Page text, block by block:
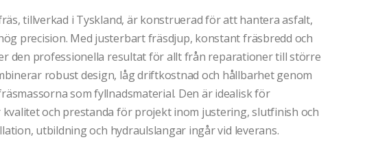
tillverkad i Tyskland, är konstruerad för att hantera asfalt,
precision. Med justerbart fräsdjup, konstant fräsbredd och
den professionella resultat för allt från reparationer till större
robust design, låg driftkostnad och hållbarhet genom
som fyllnadsmaterial. Den är idealisk för
och prestanda för projekt inom justering, slutfinish och
utbildning och hydraulslangar ingår vid leverans.